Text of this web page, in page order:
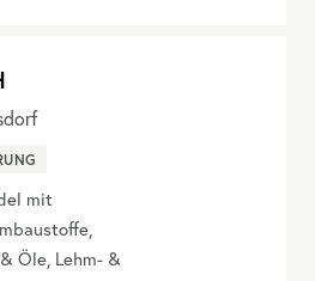
mit
Öle, Lehm- &